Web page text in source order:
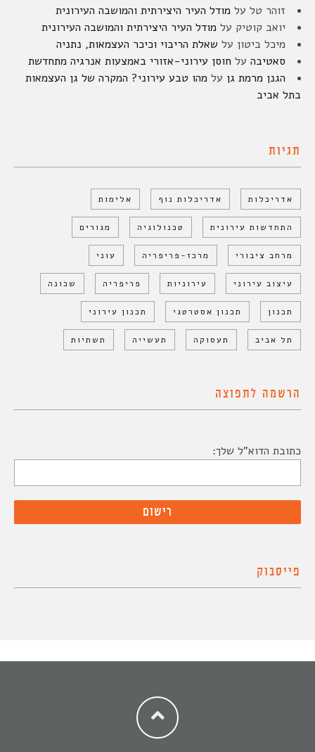
זוהר טל על מודל העיר היצירתית והמושבה העירונית
יואב קוטיק על מודל העיר היצירתית והמושבה העירונית
מיכל ביטון על שאלת הריבוי וכיכר העצמאות, נתניה
סאטיבה על חוסן עירוני-אזורי באמצעות אנרגיה מתחדשת
הגנן מרמת גן על מהו טבע עירוני? המקרה של גן העצמאות
בתל אביב
תגיות
אדריכלות אדריכלות נוף אלימות
התחדשות עירונית טכנולוגיה מגורים
מרחב ציבורי מרכז-פריפריה עוני
עיצוב עירוני עירוניות פריפריה שכונה
תכנון תכנון אסטרטגי תכנון עירוני
תל אביב תעסוקה תעשייה תשתיות
הרשמה לתפוצה
כתובת הדוא"ל שלך:
פייסבוק